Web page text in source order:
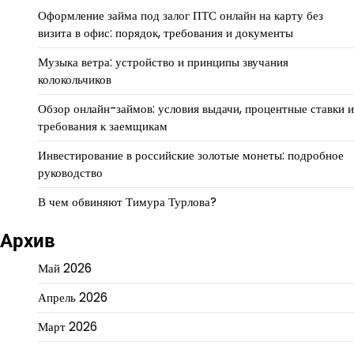
Оформление займа под залог ПТС онлайн на карту без
визита в офис: порядок, требования и документы
Музыка ветра: устройство и принципы звучания
колокольчиков
Обзор онлайн-займов: условия выдачи, процентные ставки и
требования к заемщикам
Инвестирование в российские золотые монеты: подробное
руководство
В чем обвиняют Тимура Турлова?
Архив
Май 2026
Апрель 2026
Март 2026